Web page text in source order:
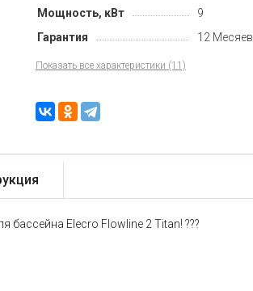
Мощность, кВт
9
Гарантия
12 Месяев
Показать все характеристики (11)
бассейна Elecro Flowline 2 Titan! ???